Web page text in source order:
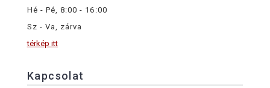
Hé - Pé, 8:00 - 16:00
Sz - Va, zárva
térkép itt
Kapcsolat